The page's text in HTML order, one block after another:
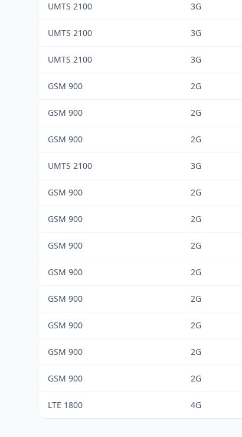
UMTS 2100 3G
UMTS 2100 3G
UMTS 2100 3G
GSM 900 2G
GSM 900 2G
GSM 900 2G
UMTS 2100 3G
GSM 900 2G
GSM 900 2G
GSM 900 2G
GSM 900 2G
GSM 900 2G
GSM 900 2G
GSM 900 2G
GSM 900 2G
LTE 1800 4G